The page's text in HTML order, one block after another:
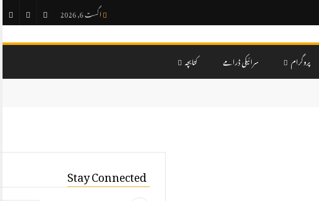
اگست 6, 2026
پروگرام سرائیکی ڈرامے کتابچہ
Stay Connected